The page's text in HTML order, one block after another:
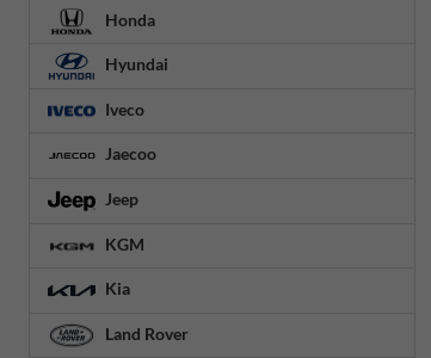
Honda
Hyundai
Iveco
Jaecoo
Jeep
KGM
Kia
Land Rover